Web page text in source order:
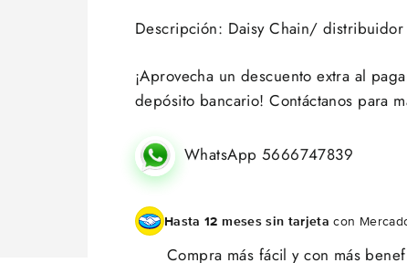
Descripción: Daisy Chain/
¡Aprovecha un descuento extra al
depósito bancario! Contáctanos para
WhatsApp 5666747839
Hasta 12 meses sin tarjeta con
Compra más fácil y con más